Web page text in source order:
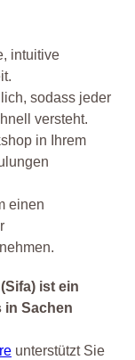
intuitive
sodass jeder
versteht.
in Ihrem
einen
ist ein
in Sachen
unterstützt Sie